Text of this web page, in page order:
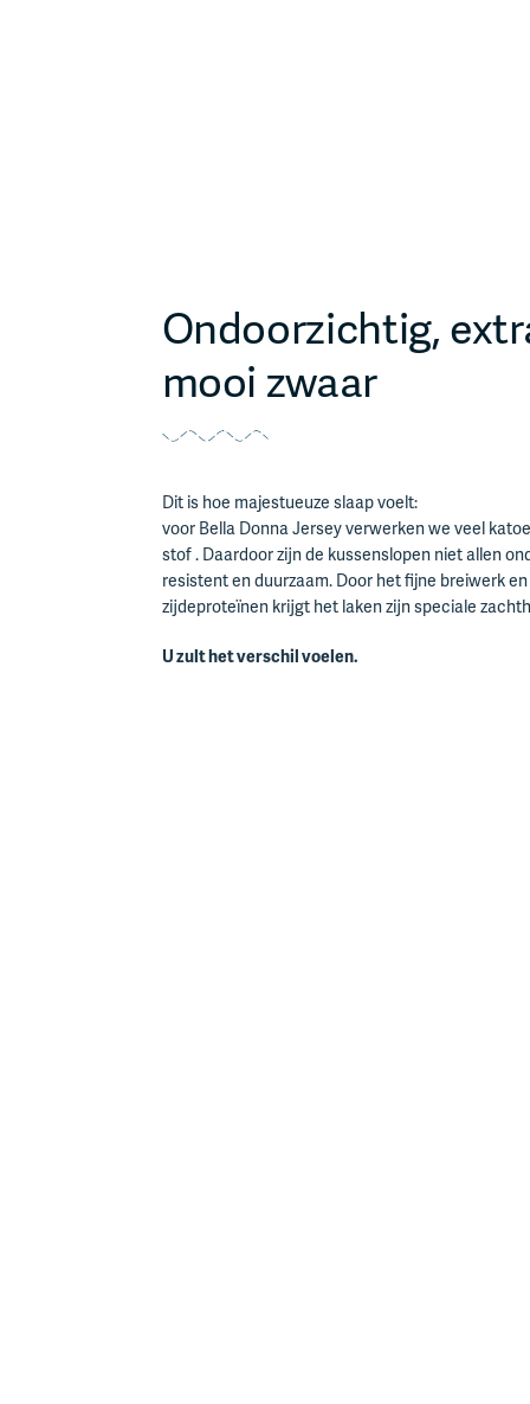
Ondoorzichtig,
mooi zwaar
Dit is hoe majestueuze slaap voelt:
voor Bella Donna Jersey verwerken we veel
stof . Daardoor zijn de kussenslopen niet allen
resistent en duurzaam. Door het fijne breiwerk
zijdeproteïnen krijgt het laken zijn speciale
U zult het verschil voelen.